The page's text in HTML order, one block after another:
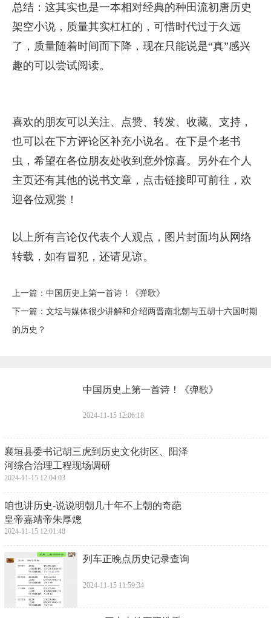
总结：这其实也是一本相对经典的种田流初唐历史
架空小说，质量其实杠杠的，可惜时代过于久远
了，质量随着时间而下降，现在只能说是“真”感兴
趣的可以尝试阅读。
喜欢的朋友可以关注、点赞、转发、收藏、支持，
也可以在下方评论区补充小说名。在下是个老书
虫，希望在各位朋友处收到意外惊喜。另外在个人
主页还有其他的说书文章，点击链接即可前往，欢
迎各位观赏！
以上所有言论仅代表个人观点，图片封面均从网络
转载，如有冒犯，还请见谅。
上一篇： ​中国历史上第一首诗！《弹歌》
下一篇： ​文坛与媒体很少讲解和介绍两晋南北朝与五胡十六国时期
的历史？
​中国历史上第一首诗！《弹歌》
2024-11-15 12:06:18
​襄垣县委书记胡三虎到历史文化街区、阳泽
河综合治理工程现场调研
2024-11-15 12:04:03
​咱也讲历史-说说明朝几十年不上朝的奇葩
皇帝嘉靖帝朱厚熜
2024-11-15 12:01:48
​列车正晚点历史记录查询
2024-11-15 11:59:34